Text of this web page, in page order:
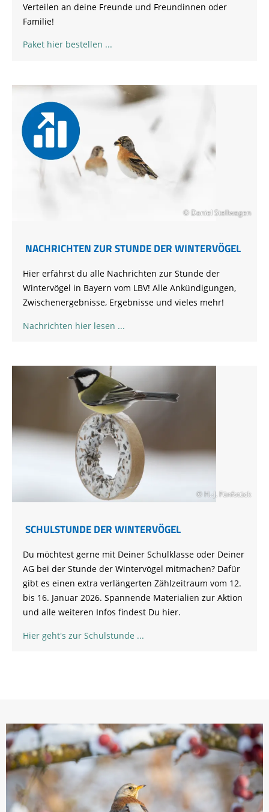
Verteilen an deine Freunde und Freundinnen oder
Familie!
Paket hier bestellen
© Daniel Stellwagen
NACHRICHTEN ZUR STUNDE DER WINTERVÖGEL
Hier erfährst du alle Nachrichten zur Stunde der
Wintervögel in Bayern vom LBV! Alle Ankündigungen,
Zwischenergebnisse, Ergebnisse und vieles mehr!
Nachrichten hier lesen
© H.-J. Fünfstück
SCHULSTUNDE DER WINTERVÖGEL
Du möchtest gerne mit Deiner Schulklasse oder Deiner
AG bei der Stunde der Wintervögel mitmachen? Dafür
gibt es einen extra verlängerten Zählzeitraum vom 12.
bis 16. Januar 2026. Spannende Materialien zur Aktion
und alle weiteren Infos findest Du hier.
Hier geht's zur Schulstunde